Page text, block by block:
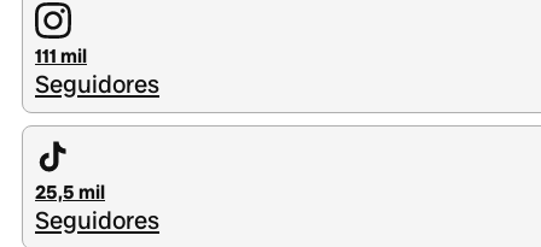
111 mil
Seguidores
25,5 mil
Seguidores